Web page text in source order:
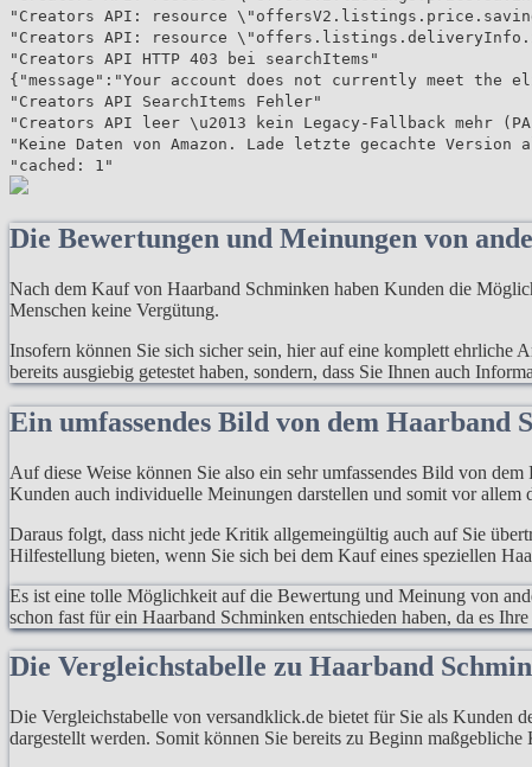
"Creators API: resource
"Creators API: resource
"Creators API HTTP 403 bei searchItems"
{"message":"Your account does not currently meet
"Creators API SearchItems Fehler"
"Creators API leer \u2013 kein Legacy-Fallback mehr
"Keine Daten von Amazon. Lade letzte gecachte Version
"cached: 1"
Die Bewertungen und Meinungen von
Nach dem Kauf von Haarband Schminken haben Kunden die
Menschen keine Vergütung.
Insofern können Sie sich sicher sein, hier auf eine komplett ehrliche
bereits ausgiebig getestet haben, sondern, dass Sie Ihnen auch
Ein umfassendes Bild von dem Haarband
Auf diese Weise können Sie also ein sehr umfassendes Bild von
Kunden auch individuelle Meinungen darstellen und somit vor
Daraus folgt, dass nicht jede Kritik allgemeingültig auch auf Sie
Hilfestellung bieten, wenn Sie sich bei dem Kauf eines speziellen
Es ist eine tolle Möglichkeit auf die Bewertung und Meinung von
schon fast für ein Haarband Schminken entschieden haben, da es
Die Vergleichstabelle zu Haarband
Die Vergleichstabelle von versandklick.de bietet für Sie als Kunden
dargestellt werden. Somit können Sie bereits zu Beginn